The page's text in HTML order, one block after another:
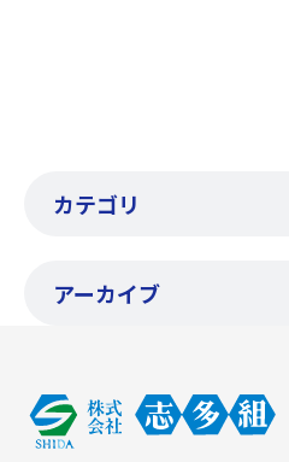
カテゴリ
アーカイブ